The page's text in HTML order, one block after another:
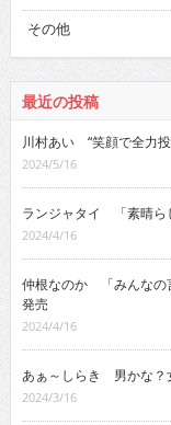
その他
最近の投稿
川村あい “笑顔で全力
2024/5/16
ランジャタイ 「素晴ら
2024/4/16
仲根なのか 「みんなの
発売
2024/4/16
あぁ～しらき 男かな？
2024/3/16